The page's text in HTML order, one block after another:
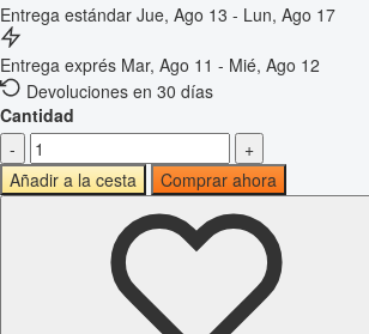
Entrega estándar Jue, Ago 13 - Lun, Ago 17
Entrega exprés Mar, Ago 11 - Mié, Ago 12
Devoluciones en 30 días
Cantidad
-
+
Añadir a la cesta
Comprar ahora